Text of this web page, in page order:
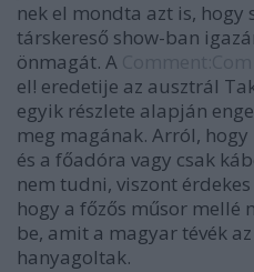
nek el mondta azt is, hogy
társkereső show-ban
önmagát. A
el! eredetije az ausztrál
egyik részlete alapján
meg magának. Arról,
és a főadóra vagy csak
nem tudni, viszont
hogy a főzős műsor mellé
be, amit a magyar tévék
hanyagoltak.